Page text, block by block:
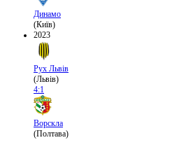
Динамо
(Київ)
2023
Рух Львів
(Львів)
4:1
Ворскла
(Полтава)